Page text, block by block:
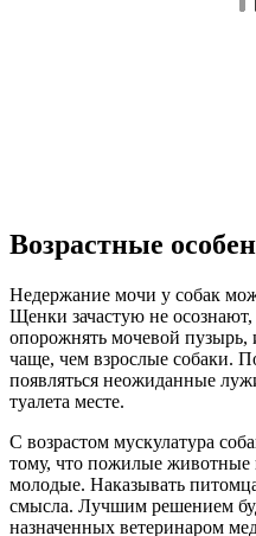
Возрастные
Недержание мочи у собак
Щенки зачастую не осознают,
опорожнять мочевой пузырь,
чаще, чем взрослые собаки.
появляться неожиданные
туалета месте.
С возрастом мускулатура
тому, что пожилые животные
молодые. Наказывать
смысла. Лучшим решением
назначенных ветеринаром